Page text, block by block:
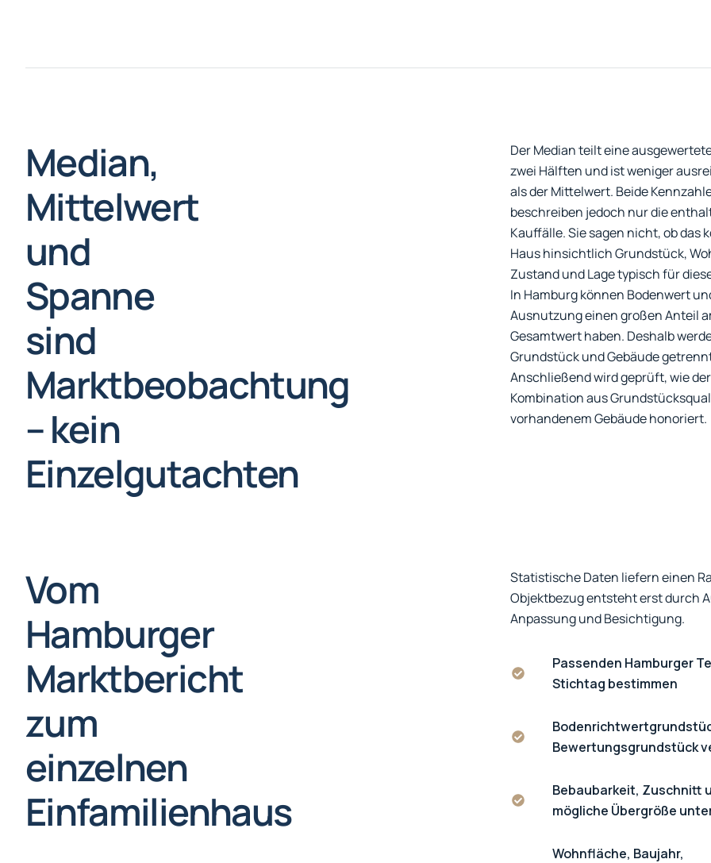
Median,
Mittelwert
und
Spanne
sind
Marktbeobachtung
– kein
Einzelgutachten
Der Median teilt eine
zwei Hälften und ist weniger
als der Mittelwert. Beide
beschreiben jedoch nur die
Kauffälle. Sie sagen nicht, ob das
Haus hinsichtlich Grundstück,
Zustand und Lage typisch für
In Hamburg können Bodenwert
Ausnutzung einen großen Anteil
Gesamtwert haben. Deshalb
Grundstück und Gebäude
Anschließend wird geprüft, wie
Kombination aus
vorhandenem Gebäude honoriert.
Vom
Hamburger
Marktbericht
zum
einzelnen
Einfamilienhaus
Statistische Daten liefern einen
Objektbezug entsteht erst durch
Anpassung und Besichtigung.
Passenden Hamburger
Stichtag bestimmen
Bewertungsgrundstück
Bebaubarkeit, Zuschnitt
mögliche Übergröße
Wohnfläche, Baujahr,